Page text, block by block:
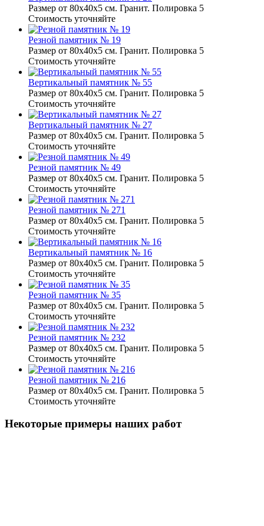
Размер от 80х40х5 см. Гранит. Полировка 5
Стоимость уточняйте
Резной памятник № 19
Размер от 80х40х5 см. Гранит. Полировка 5
Стоимость уточняйте
Вертикальный памятник № 55
Размер от 80х40х5 см. Гранит. Полировка 5
Стоимость уточняйте
Вертикальный памятник № 27
Размер от 80х40х5 см. Гранит. Полировка 5
Стоимость уточняйте
Резной памятник № 49
Размер от 80х40х5 см. Гранит. Полировка 5
Стоимость уточняйте
Резной памятник № 271
Размер от 80х40х5 см. Гранит. Полировка 5
Стоимость уточняйте
Вертикальный памятник № 16
Размер от 80х40х5 см. Гранит. Полировка 5
Стоимость уточняйте
Резной памятник № 35
Размер от 80х40х5 см. Гранит. Полировка 5
Стоимость уточняйте
Резной памятник № 232
Размер от 80х40х5 см. Гранит. Полировка 5
Стоимость уточняйте
Резной памятник № 216
Размер от 80х40х5 см. Гранит. Полировка 5
Стоимость уточняйте
Некоторые примеры наших работ